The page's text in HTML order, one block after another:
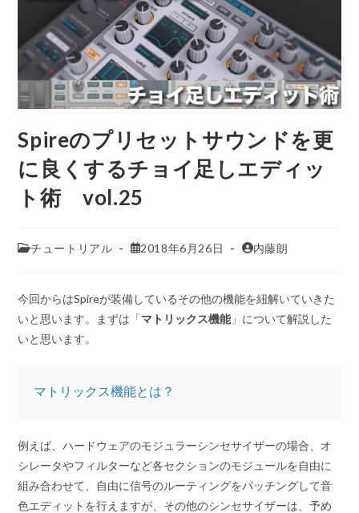
Spireのプリセットサウンドを更
に良くするチョイ足しエディッ
ト術 vol.25
チュートリアル 2018年6月26日 内藤朗
今回からはSpireが装備しているその他の機能を紐解いていきた
いと思います。まずは「マトリックス機能」について解説した
いと思います。
マトリックス機能とは？
例えば、ハードウェアのモジュラーシンセサイザーの場合、オ
シレータやフィルターなど各セクションのモジュールを自由に
組み合わせて、自由に信号のルーティングをパッチングして音
色エディットを行えますが、その他のシンセサイザーは、予め